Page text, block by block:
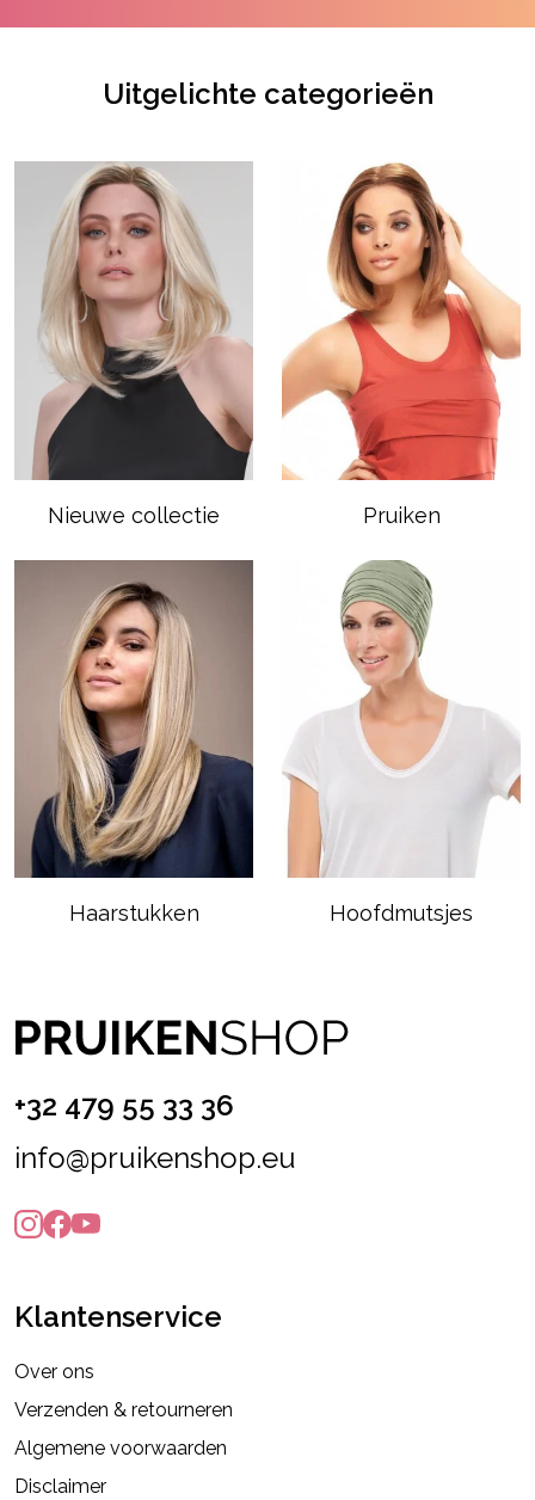
Uitgelichte categorieën
Nieuwe collectie Pruiken
Haarstukken Hoofdmutsjes
+32 479 55 33 36
info@pruikenshop.eu
Klantenservice
Over ons
Verzenden & retourneren
Algemene voorwaarden
Disclaimer